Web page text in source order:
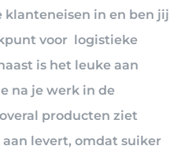
klanteneisen in en ben jij
voor logistieke
is het leuke aan
na je werk in de
producten ziet
levert, omdat suiker